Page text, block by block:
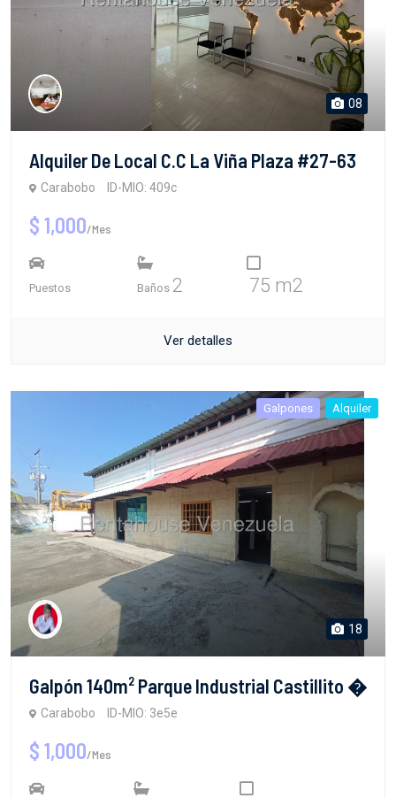
08
Alquiler De Local C.C La Viña Plaza #27-63
Carabobo ID-MIO: 409c
$ 1,000/Mes
Puestos Baños 2 75 m2
Ver detalles
Galpones Alquiler
18
Galpón 140m² Parque Industrial Castillito �
Carabobo ID-MIO: 3e5e
$ 1,000/Mes